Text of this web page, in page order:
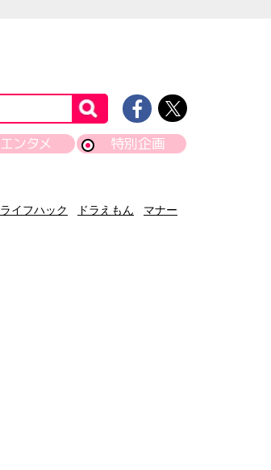
エンタメ 特別企画
ライフハック ドラえもん
マナー